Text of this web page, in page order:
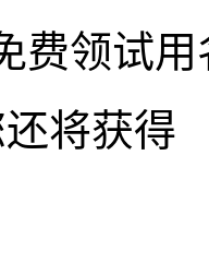
费领试用
将获得